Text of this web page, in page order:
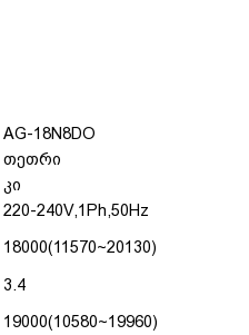
AG-18N8DO
თეთრი
კი
220-240V,1Ph,50Hz
18000(11570~20130)
3.4
19000(10580~19960)